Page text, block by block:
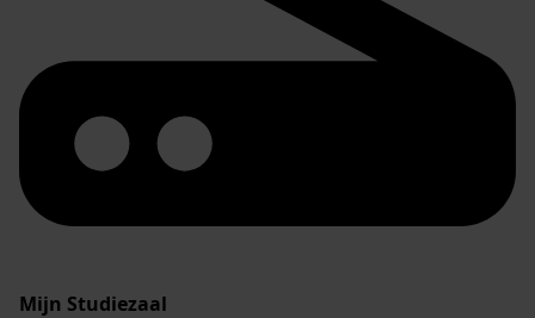
Mijn Studiezaal